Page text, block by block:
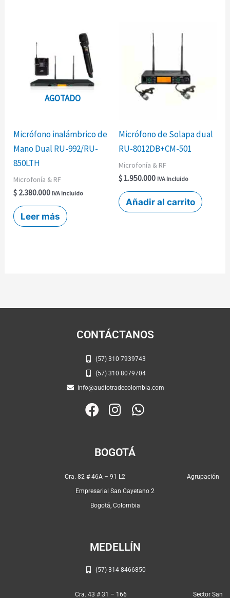
AGOTADO
Micrófono inalámbrico de
Mano Dual RU-992/RU-
850LTH
Microfonía & RF
$ 2.380.000 IVA Incluido
Leer más
Micrófono de Solapa dual
RU-8012DB+CM-501
Microfonía & RF
$ 1.950.000 IVA Incluido
Añadir al carrito
CONTÁCTANOS
(57) 310 7939743
(57) 310 8079704
info@audiotradecolombia.com
F
e
o
o
k
I
t
g
r
a
W
p
p
BOGOTÁ
Cra. 82 # 46A – 91 L2 Agrupación
Empresarial San Cayetano 2
Bogotá, Colombia
MEDELLÍN
(57) 314 8466850
Cra. 43 # 31 – 166 Sector San